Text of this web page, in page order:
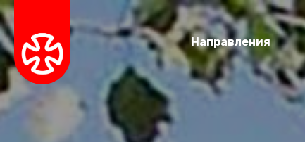
Направления